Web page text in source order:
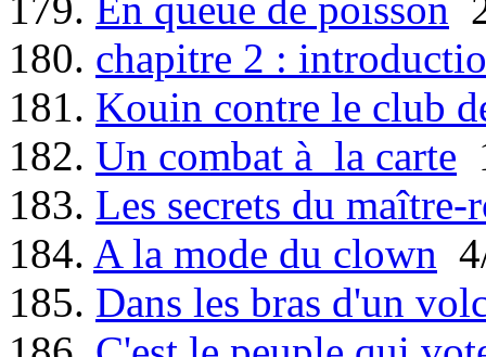
180. chapitre 2 :
181. Kouin contre le club
182. Un combat à la carte
183. Les secrets du maître-
184. A la mode du clown
185. Dans les bras d'un